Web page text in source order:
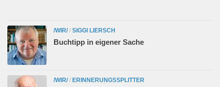
/WIR/ / SIGGI LIERSCH
Buchtipp in eigener Sache
/WIR/ / ERINNERUNGSSPLITTER